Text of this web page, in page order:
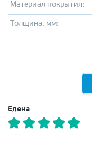
Материал покрытия:
Толщина, мм:
Елена